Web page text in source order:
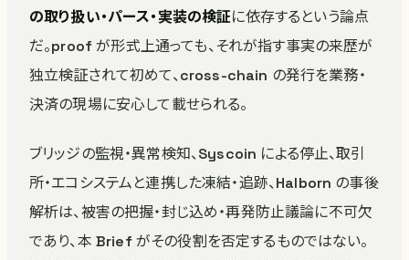
の取り扱い・パース・実装の検証に依存するという論点
だ。proof が形式上通っても、それが指す事実の来歴が
独立検証されて初めて、cross-chain の発行を業務・
決済の現場に安心して載せられる。
ブリッジの監視・異常検知、Syscoin による停止、取引
所・エコシステムと連携した凍結・追跡、Halborn の事後
解析は、被害の把握・封じ込め・再発防止議論に不可欠
であり、本 Brief がその役割を否定するものではない。